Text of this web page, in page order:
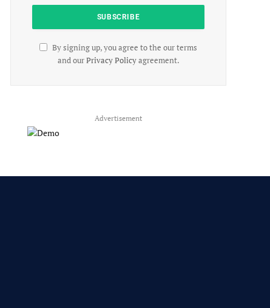
By signing up, you agree to the our terms
and ourPrivacy Policyagreement.
Advertisement